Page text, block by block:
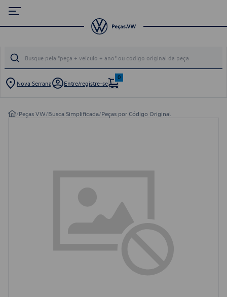
Nova Serrana Entre/registre-se
0
/Peças VW/Busca Simplificada/Peças por Código Original